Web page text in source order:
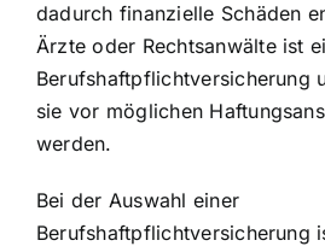
dadurch finanzielle Schäden
Ärzte oder Rechtsanwälte ist
Berufshaftpflichtversicherung
sie vor möglichen
werden.
Bei der Auswahl einer
Berufshaftpflichtversicherung